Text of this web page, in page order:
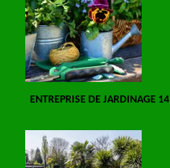
ENTREPRISE DE JARDINAGE 14